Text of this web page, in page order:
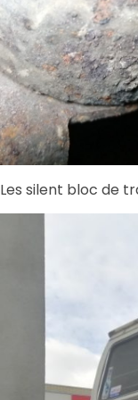
Les silent bloc de